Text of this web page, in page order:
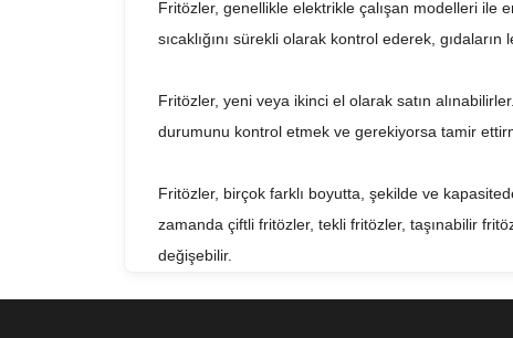
Fritözler, genellikle elektrikle çalışan modelleri ile
sıcaklığını sürekli olarak kontrol ederek,
Fritözler, yeni veya ikinci el olarak satın
durumunu kontrol etmek ve gerekiyorsa tamir
Fritözler, birçok farklı boyutta, şekilde ve
zamanda çiftli fritözler, tekli fritözler, taşınabilir
değişebilir.